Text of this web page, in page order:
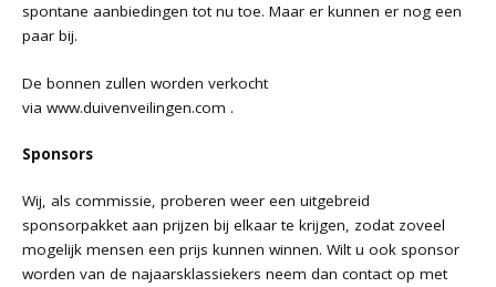
spontane aanbiedingen tot nu toe. Maar er kunnen er nog een
paar bij.
De bonnen zullen worden verkocht
viawww.duivenveilingen.com .
Sponsors
Wij, als commissie, proberen weer een uitgebreid
sponsorpakket aan prijzen bij elkaar te krijgen, zodat zoveel
mogelijk mensen een prijs kunnen winnen. Wilt u ook sponsor
worden van de najaarsklassiekers neem dan contact op met